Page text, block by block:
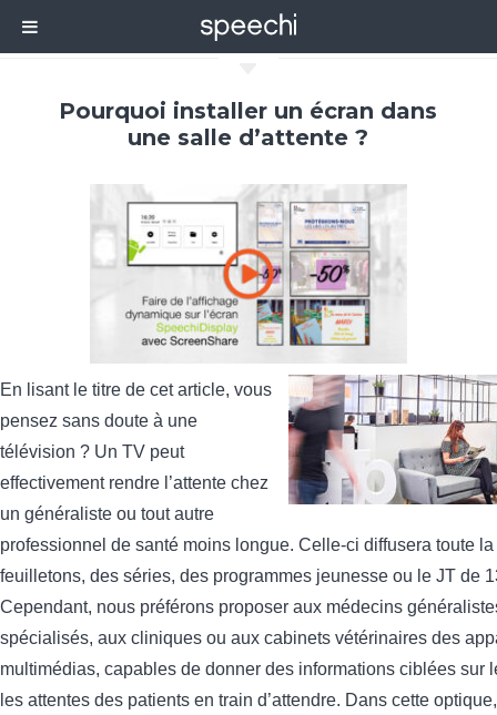
Pourquoi installer un écran dans
une salle d’attente ?
En lisant le titre de cet article, vous
pensez sans doute à une
télévision ? Un TV peut
effectivement rendre l’attente chez
un généraliste ou tout autre
professionnel de santé moins longue. Celle-ci diffusera toute
feuilletons, des séries, des programmes jeunesse ou le JT de
Cependant, nous préférons proposer aux médecins
spécialisés, aux cliniques ou aux cabinets vétérinaires des
multimédias, capables de donner des informations ciblées sur
les attentes des patients en train d’attendre. Dans cette